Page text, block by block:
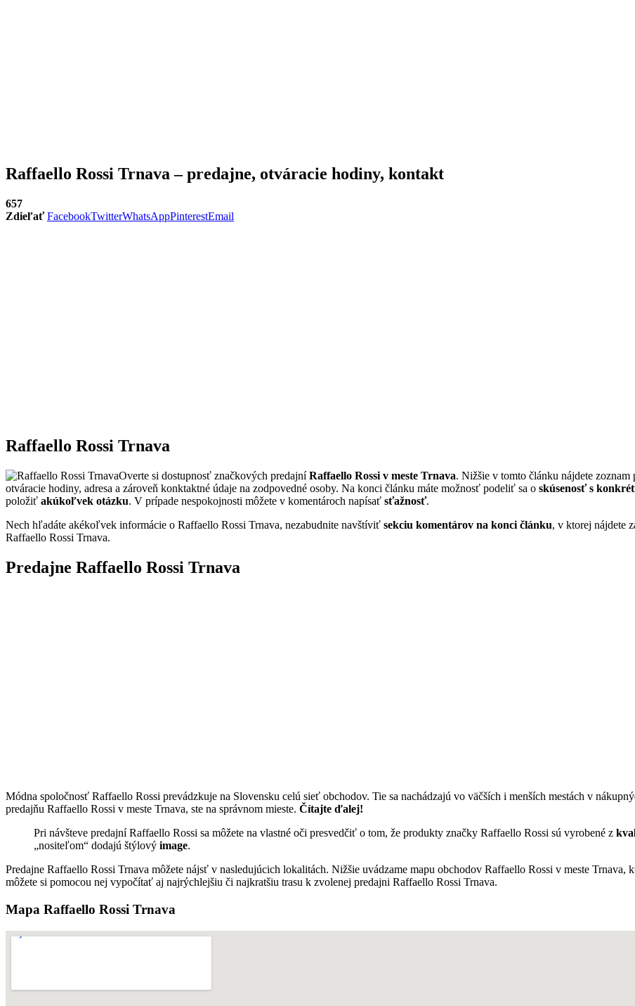
Raffaello Rossi Trnava – predajne, otváracie hodiny, kontakt
657
Zdieľať FacebookTwitterWhatsAppPinterestEmail
Raffaello Rossi Trnava
Overte si dostupnosť značkových predajníRaffaello Rossi v meste Trnava. Nižšie v tomto článku nájdete
otváracie hodiny, adresa a zároveň konktaktné údaje na zodpovedné osoby. Na konci článku máte možnosť podeliť sa o skúsenosť s
položiť akúkoľvek otázku. V prípade nespokojnosti môžete v komentároch napísať sťažnosť.
Nech hľadáte akékoľvek informácie o Raffaello Rossi Trnava, nezabudnite navštíviť sekciu komentárov na konci článku, v ktorej nájdete
Raffaello Rossi Trnava.
Predajne Raffaello Rossi Trnava
Módna spoločnosť Raffaello Rossi prevádzkuje na Slovensku celú sieť obchodov. Tie sa nachádzajú vo väčších i menších mestách v
predajňu Raffaello Rossi v meste Trnava, ste na správnom mieste. Čítajte ďalej!
Pri návšteve predajní Raffaello Rossi sa môžete na vlastné oči presvedčiť o tom, že produkty značky Raffaello Rossi sú vyrobené z
„nositeľom“ dodajú štýlový image.
Predajne Raffaello Rossi Trnava môžete nájsť v nasledujúcich lokalitách. Nižšie uvádzame mapu obchodov Raffaello Rossi v meste
môžete si pomocou nej vypočítať aj najrýchlejšiu či najkratšiu trasu k zvolenej predajni Raffaello Rossi Trnava.
Mapa Raffaello Rossi Trnava